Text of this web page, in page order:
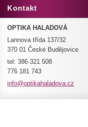
Kontakt
OPTIKA HALADOVÁ
Lannova třída 137/32
370 01 České Budějovice
tel: 386 321 508
776 181 743
info@optikahaladova.cz